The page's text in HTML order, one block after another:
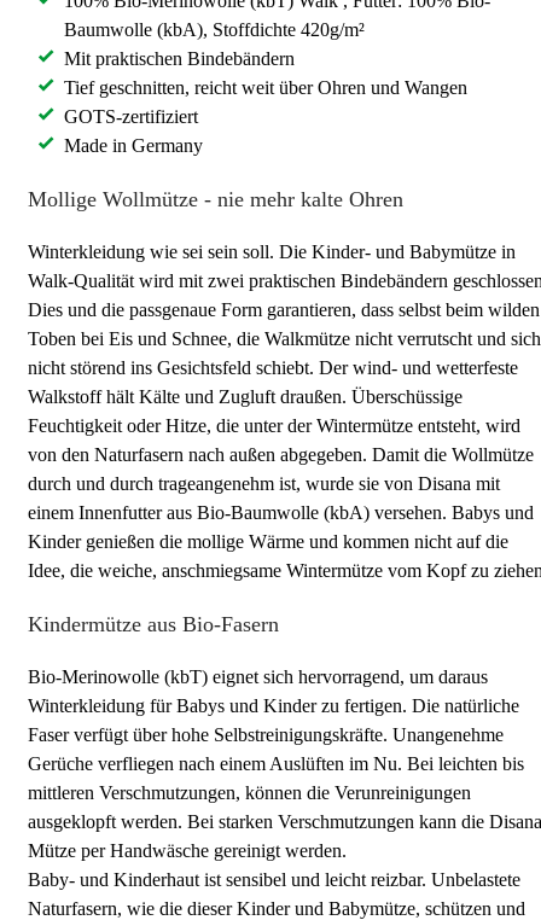
Baumwolle (kbA), Stoffdichte 420g/m²
Mit praktischen Bindebändern
Tief geschnitten, reicht weit über Ohren und Wangen
GOTS-zertifiziert
Made in Germany
Mollige Wollmütze - nie mehr kalte Ohren
Winterkleidung wie sei sein soll. Die Kinder- und Babymütze in
Walk-Qualität wird mit zwei praktischen Bindebändern
Dies und die passgenaue Form garantieren, dass selbst beim wilden
Toben bei Eis und Schnee, die Walkmütze nicht verrutscht und sich
nicht störend ins Gesichtsfeld schiebt. Der wind- und wetterfeste
Walkstoff hält Kälte und Zugluft draußen. Überschüssige
Feuchtigkeit oder Hitze, die unter der Wintermütze entsteht, wird
von den Naturfasern nach außen abgegeben. Damit die Wollmütze
durch und durch trageangenehm ist, wurde sie von Disana mit
einem Innenfutter aus Bio-Baumwolle (kbA) versehen. Babys und
Kinder genießen die mollige Wärme und kommen nicht auf die
Idee, die weiche, anschmiegsame Wintermütze vom Kopf zu
Kindermütze aus Bio-Fasern
Bio-Merinowolle (kbT) eignet sich hervorragend, um daraus
Winterkleidung für Babys und Kinder zu fertigen. Die natürliche
Faser verfügt über hohe Selbstreinigungskräfte. Unangenehme
Gerüche verfliegen nach einem Auslüften im Nu. Bei leichten bis
mittleren Verschmutzungen, können die Verunreinigungen
ausgeklopft werden. Bei starken Verschmutzungen kann die Disana
Mütze per Handwäsche gereinigt werden.
Baby- und Kinderhaut ist sensibel und leicht reizbar. Unbelastete
Naturfasern, wie die dieser Kinder und Babymütze, schützen und